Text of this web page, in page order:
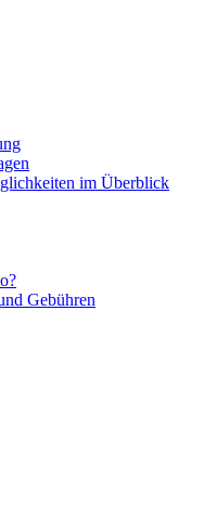
im Überblick
Gebühren